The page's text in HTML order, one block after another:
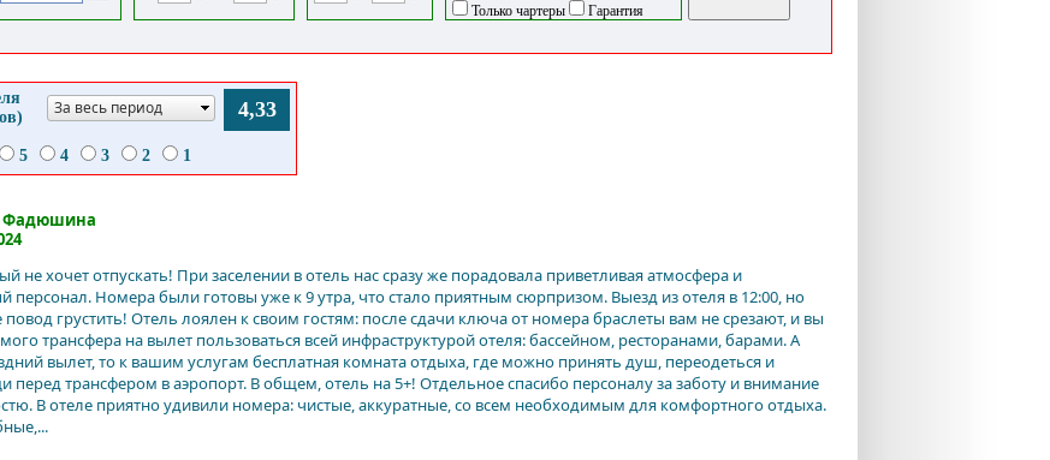
Только чартеры
Гарантия
За весь период 4,33
5 4 3 2 1
Фадюшина
не хочет отпускать! При заселении в отель нас сразу же порадовала приветливая атмосфера и
Номера были готовы уже к 9 утра, что стало приятным сюрпризом. Выезд из отеля в 12:00, но
повод грустить! Отель лоялен к своим гостям: после сдачи ключа от номера браслеты вам не срезают, и вы
трансфера на вылет пользоваться всей инфраструктурой отеля: бассейном, ресторанами, барами. А
вылет, то к вашим услугам бесплатная комната отдыха, где можно принять душ, переодеться и
перед трансфером в аэропорт. В общем, отель на 5+! Отдельное спасибо персоналу за заботу и внимание
В отеле приятно удивили номера: чистые, аккуратные, со всем необходимым для комфортного отдыха.